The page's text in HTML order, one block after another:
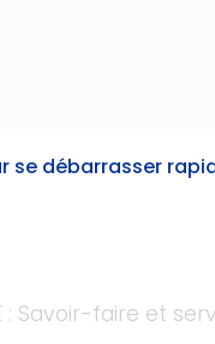
se débarrasser
: Savoir-faire et